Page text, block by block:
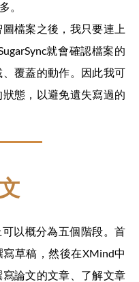
。
檔案之後，我只要連上
就會確認檔案的
覆蓋的動作。因此我可
態，以避免遺失寫過的
以概分為五個階段。首
草稿，然後在XMind中
論文的文章、了解文章